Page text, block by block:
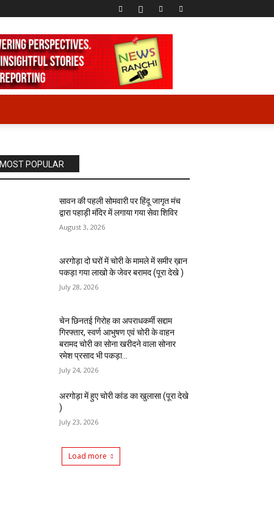
MOST POPULAR
सावन की पहली सोमवारी पर हिंदू जागृत मंच
द्वारा पहाड़ी मंदिर में लगाया गया सेवा शिविर
August 3, 2026
अरगोड़ा दो घरों में चोरी के मामले में समीर ख़ान
पकड़ा गया लाखो के जेवर बरामद (पूरा देखे )
July 28, 2026
चेन छिनतई गिरोह का अपराधकर्मी सद्दाम
गिरफ्तार, स्वर्ण आभुषण एवं चोरी के वाहन
बरामद चोरी का सोना खरीदने वाला सोनार
रमेश प्रसाद भी पकड़ा...
July 24, 2026
अरगोड़ा में हुए चोरी कांड का खुलासा (पूरा देखे
)
July 23, 2026
Load more